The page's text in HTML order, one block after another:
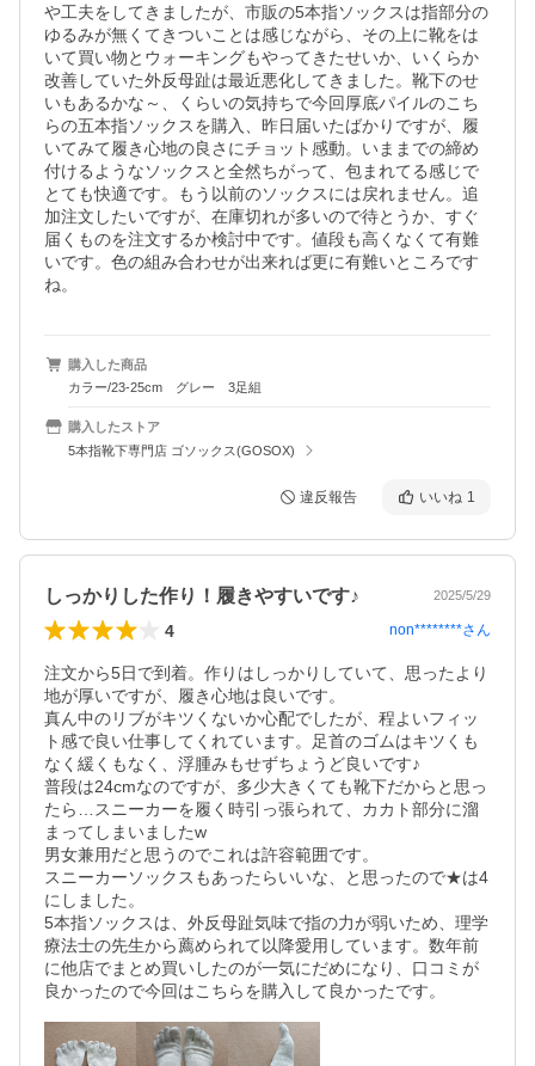
や工夫をしてきましたが、市販の5本指ソックスは指部分の
ゆるみが無くてきついことは感じながら、その上に靴をは
いて買い物とウォーキングもやってきたせいか、いくらか
改善していた外反母趾は最近悪化してきました。靴下のせ
いもあるかな～、くらいの気持ちで今回厚底パイルのこち
らの五本指ソックスを購入、昨日届いたばかりですが、履
いてみて履き心地の良さにチョット感動。いままでの締め
付けるようなソックスと全然ちがって、包まれてる感じで
とても快適です。もう以前のソックスには戻れません。追
加注文したいですが、在庫切れが多いので待とうか、すぐ
届くものを注文するか検討中です。値段も高くなくて有難
いです。色の組み合わせが出来れば更に有難いところです
ね。
購入した商品
カラー/23-25cm グレー 3足組
購入したストア
5本指靴下専門店 ゴソックス(GOSOX)
違反報告 いいね 1
しっかりした作り！履きやすいです♪ 2025/5/29
4 non********さん
注文から5日で到着。作りはしっかりしていて、思ったより
地が厚いですが、履き心地は良いです。
真ん中のリブがキツくないか心配でしたが、程よいフィッ
ト感で良い仕事してくれています。足首のゴムはキツくも
なく緩くもなく、浮腫みもせずちょうど良いです♪
普段は24cmなのですが、多少大きくても靴下だからと思っ
たら…スニーカーを履く時引っ張られて、カカト部分に溜
まってしまいましたw
男女兼用だと思うのでこれは許容範囲です。
スニーカーソックスもあったらいいな、と思ったので★は4
にしました。
5本指ソックスは、外反母趾気味で指の力が弱いため、理学
療法士の先生から薦められて以降愛用しています。数年前
に他店でまとめ買いしたのが一気にだめになり、口コミが
良かったので今回はこちらを購入して良かったです。